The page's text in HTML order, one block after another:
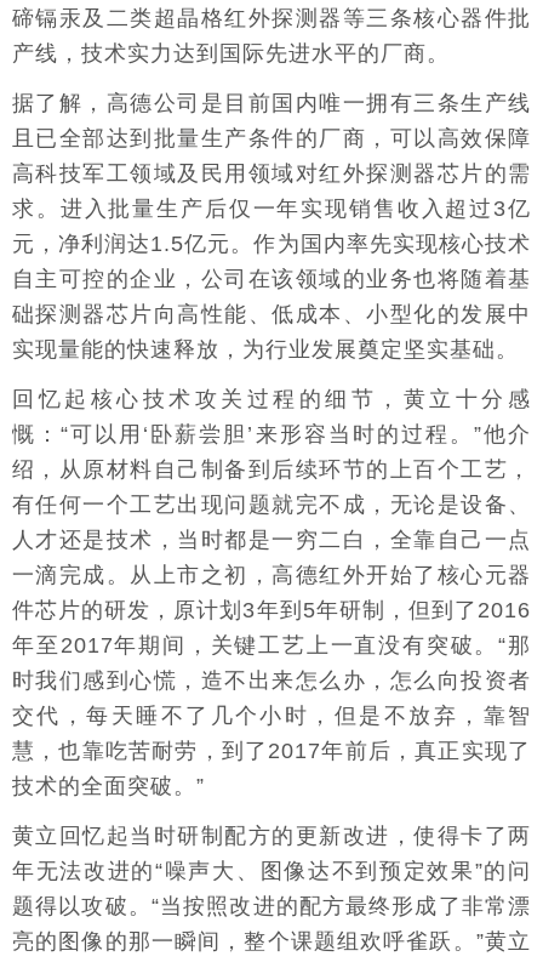
碲镉汞及二类超晶格红外探测器等三条核心器件批
产线，技术实力达到国际先进水平的厂商。
据了解，高德公司是目前国内唯一拥有三条生产线
且已全部达到批量生产条件的厂商，可以高效保障
高科技军工领域及民用领域对红外探测器芯片的需
求。进入批量生产后仅一年实现销售收入超过3亿
元，净利润达1.5亿元。作为国内率先实现核心技术
自主可控的企业，公司在该领域的业务也将随着基
础探测器芯片向高性能、低成本、小型化的发展中
实现量能的快速释放，为行业发展奠定坚实基础。
回忆起核心技术攻关过程的细节，黄立十分感
慨：“可以用‘卧薪尝胆’来形容当时的过程。”他介
绍，从原材料自己制备到后续环节的上百个工艺，
有任何一个工艺出现问题就完不成，无论是设备、
人才还是技术，当时都是一穷二白，全靠自己一点
一滴完成。从上市之初，高德红外开始了核心元器
件芯片的研发，原计划3年到5年研制，但到了2016
年至2017年期间，关键工艺上一直没有突破。“那
时我们感到心慌，造不出来怎么办，怎么向投资者
交代，每天睡不了几个小时，但是不放弃，靠智
慧，也靠吃苦耐劳，到了2017年前后，真正实现了
技术的全面突破。”
黄立回忆起当时研制配方的更新改进，使得卡了两
年无法改进的“噪声大、图像达不到预定效果”的问
题得以攻破。“当按照改进的配方最终形成了非常漂
亮的图像的那一瞬间，整个课题组欢呼雀跃。”黄立